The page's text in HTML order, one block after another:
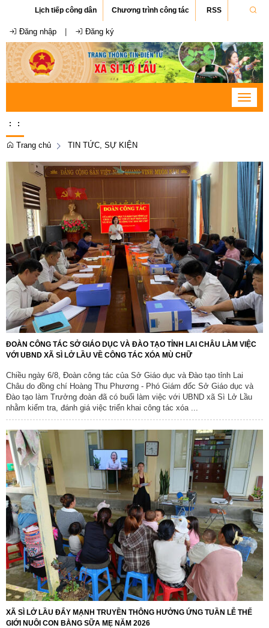
Lịch tiếp công dân Chương trình công tác RSS
Đăng nhập Đăng ký
Toggle
: :
Trang chủ TIN TỨC, SỰ KIỆN
ĐOÀN CÔNG TÁC SỞ GIÁO DỤC VÀ ĐÀO TẠO TỈNH LAI CHÂU LÀM VIỆC
VỚI UBND XÃ SÌ LỞ LẦU VỀ CÔNG TÁC XÓA MÙ CHỮ
Chiều ngày 6/8, Đoàn công tác của Sở Giáo dục và Đào tạo tỉnh Lai
Châu do đồng chí Hoàng Thu Phương - Phó Giám đốc Sở Giáo dục và
Đào tạo làm Trưởng đoàn đã có buổi làm việc với UBND xã Sì Lở Lầu
nhằm kiểm tra, đánh giá việc triển khai công tác xóa ...
XÃ SÌ LỞ LẦU ĐẨY MẠNH TRUYỀN THÔNG HƯỞNG ỨNG TUẦN LỄ THẾ
GIỚI NUÔI CON BẰNG SỮA MẸ NĂM 2026